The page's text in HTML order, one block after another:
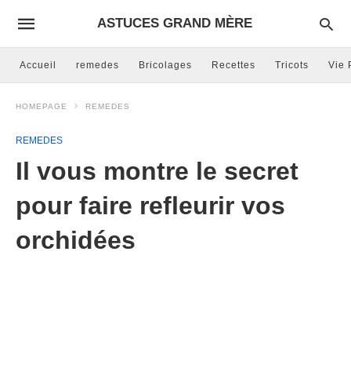
ASTUCES GRAND MÈRE
Accueil remedes Bricolages Recettes Tricots Vie
HOMEPAGE REMEDES
REMEDES
Il vous montre le secret
pour faire refleurir vos
orchidées